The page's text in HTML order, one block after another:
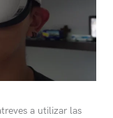
a utilizar las